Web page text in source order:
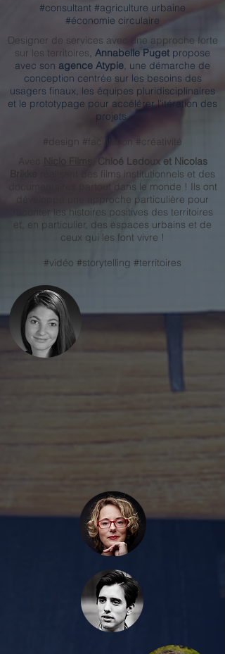
#consultant #agriculture urbaine
#économie circulaire
Designer de services avec une approche forte
sur les territoires, Annabelle Puget propose
avec son agence Atypie, une démarche de
conception centrée sur les besoins des
usagers finaux, les équipes pluridisciplinaires
et le prototypage pour accélérer l'itération des
projets.
#design #facilitation #créativité
Avec
Niclo Films
Chloé Ledoux et Nicolas
réalisent des films institutionnels et des
documentaires partout dans le monde ! Ils ont
développé une approche particulière pour
raconter les histoires positives des territoires
et, en particulier, des espaces urbains et de
ceux qui les font vivre !
#vidéo #storytelling #territoires